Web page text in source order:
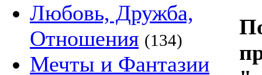
Любовь, Дружба,
Отношения (134)
Мечты и Фантазии